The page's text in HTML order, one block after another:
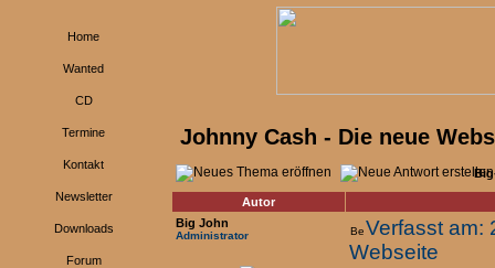
Home
Wanted
CD
Termine
Kontakt
Newsletter
Downloads
Forum
Johnny Cash - Die neue
Autor
Big John
Administrator
Verfasst
Webseite